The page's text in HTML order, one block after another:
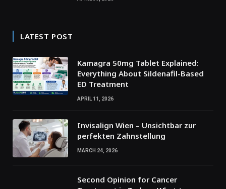
LATEST POST
Kamagra 50mg Tablet Explained:
Everything About Sildenafil-Based
ED Treatment
APRIL 11, 2026
Invisalign Wien – Unsichtbar zur
perfekten Zahnstellung
MARCH 24, 2026
Second Opinion for Cancer